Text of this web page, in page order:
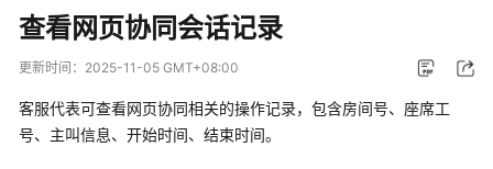
产
品
介
快
查看网页协同会话记录
更新时间： 2025-11-05 GMT+08:00
客服代表可查看网页协同相关的操作记录，包含房间号、座席工
号、主叫信息、开始时间、结束时间。